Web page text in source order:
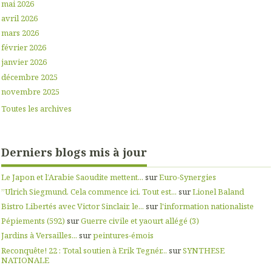
mai 2026
avril 2026
mars 2026
février 2026
janvier 2026
décembre 2025
novembre 2025
Toutes les archives
Derniers blogs mis à jour
Le Japon et l’Arabie Saoudite mettent... surEuro-Synergies
”Ulrich Siegmund. Cela commence ici. Tout est... surLionel Baland
Bistro Libertés avec Victor Sinclair, le... surl'information nationaliste
Pépiements (592) surGuerre civile et yaourt allégé (3)
Jardins à Versailles... surpeintures-émois
Reconquête! 22 : Total soutien à Erik Tegnér... surSYNTHESE
NATIONALE